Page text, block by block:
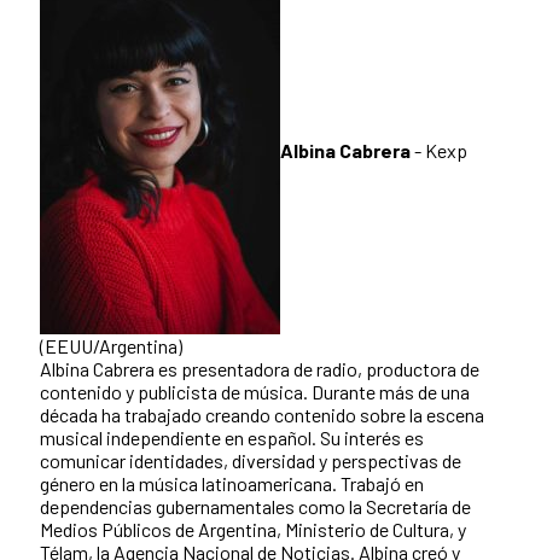
Albina Cabrera- Kexp
(EEUU/Argentina)
Albina Cabrera es presentadora de radio, productora de
contenido y publicista de música. Durante más de una
década ha trabajado creando contenido sobre la escena
musical independiente en español. Su interés es
comunicar identidades, diversidad y perspectivas de
género en la música latinoamericana. Trabajó en
dependencias gubernamentales como la Secretaría de
Medios Públicos de Argentina, Ministerio de Cultura, y
Télam, la Agencia Nacional de Noticias. Albina creó y